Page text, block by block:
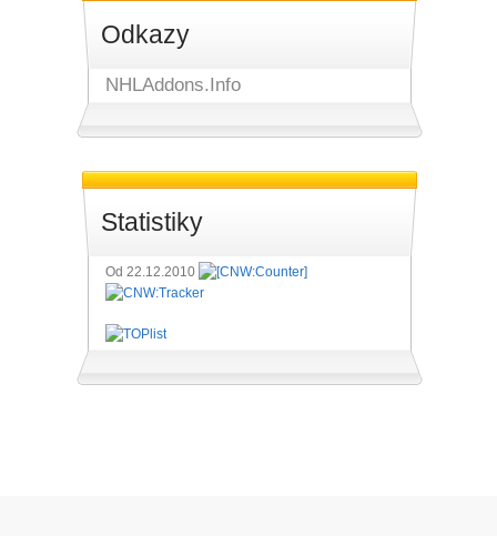
Odkazy
NHLAddons.Info
Statistiky
Od 22.12.2010